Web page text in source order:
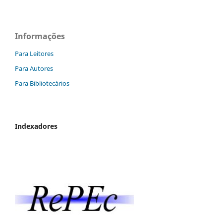
Informações
Para Leitores
Para Autores
Para Bibliotecários
Indexadores